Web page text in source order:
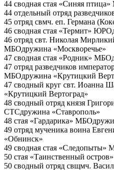
44 сводная стая «Синяя птица»
44 отдельный отряд
45 отряд свмч. еп. Германа
46 сводная стая «Термит» ЮРО
46 отряд свт. Николая
МБОдружина «Москворечье»
47 сводная стая «Родник» МБО
47 отряд разведчиков
МБОдружина «Крутицкий
47 сводный круг свт. Иоанна
«Крутицкий Вертоград»
48 сводный отряд князя
СТСдружина «Ставрополь»
48 стая «Гардарика» МБО
49 отряд мученика воина
«Обнинск»
49 сводная стая «Следопыты»
50 стая «Таинственный остров»
50 сводный отряд свщмч.